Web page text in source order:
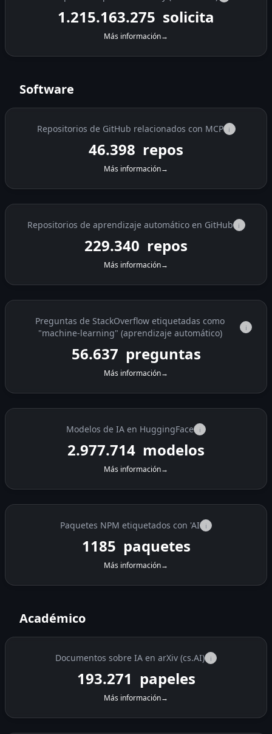
1.215.180.175 solicita
Más información→
Software
Repositorios de GitHub relacionados con MCP i
46.398 repos
Más información→
Repositorios de aprendizaje automático en GitHub i
229.340 repos
Más información→
Preguntas de StackOverflow etiquetadas como
"machine-learning" (aprendizaje automático)
i
56.637 preguntas
Más información→
Modelos de IA en HuggingFace i
2.977.714 modelos
Más información→
Paquetes NPM etiquetados con 'AI i
1185 paquetes
Más información→
Académico
Documentos sobre IA en arXiv (cs.AI) i
193.271 papeles
Más información→